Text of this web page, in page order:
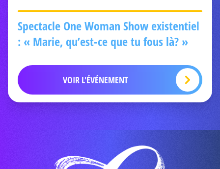
Spectacle One Woman Show existentiel
: « Marie, qu’est-ce que tu fous là? »
VOIR L'ÉVÉNEMENT